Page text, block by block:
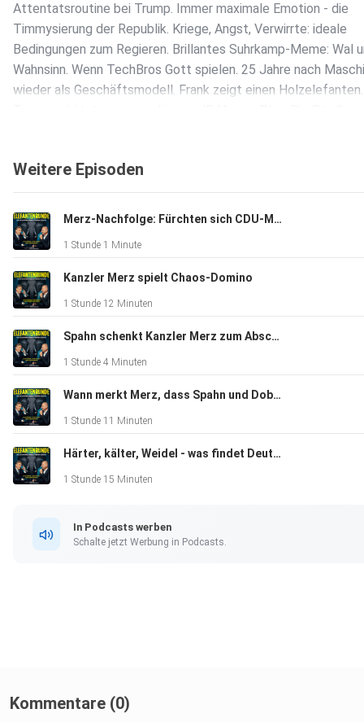
Attentatsroutine bei Trump. Immer maximale Emotion - die
Timmysierung der Republik. Kriege, Angst, Verwirrte: ideale
Bedingungen zum Regieren. Brillantes Suhrkamp-Meme: Wal
Wahnsinn. Wenn TechBros Gott spielen. 25 Jahre nach
wieder als Geschäftsmodell. Frank zeigt einen Holzelefanten.
Shownotes:
Elefantenrunde bei Instagram
Hajo empfiehlt Heike Behrend über Gustaf Nagel, den
Arendsee
Frank empfiehlt die Cicero-Trilogie von Robert Harris
Der MutMachPodcast mit Paul, Suse und Hajo Schumacher.
Aufgemerkt! Sie sind bedeutende/r PolitikerIn und haben
Weitere Episoden
Merz-Nachfolge: Fürchten sich CDU-Männer vor Ursula von der Leyen?
1 Stunde 1 Minute
Kanzler Merz spielt Chaos-Domino
1 Stunde 12 Minuten
Spahn schenkt Kanzler Merz zum Abschied die Macht
1 Stunde 4 Minuten
Wann merkt Merz, dass Spahn und Dobrindt regieren?
1 Stunde 11 Minuten
Härter, kälter, Weidel - was findet Deutschland an der Anti-Mutti?
1 Stunde 15 Minuten
In Podcasts werben
Schalte jetzt Werbung in Podcasts.
Kommentare (0)